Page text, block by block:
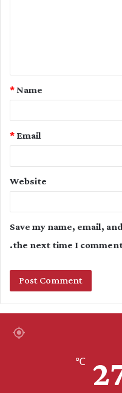
Name
*
Email
*
Website
Save my name, email,
the next time I
℃